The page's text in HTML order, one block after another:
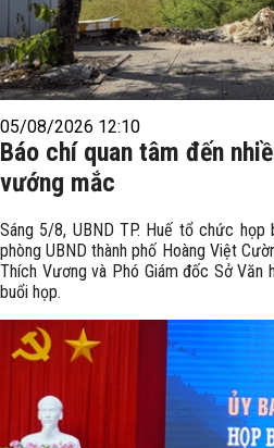
05/08/2026 12:10
Báo chí quan tâm đến
vướng mắc
Sáng 5/8, UBND TP. Huế tổ chức họp
phòng UBND thành phố Hoàng Việt
Thích Vương và Phó Giám đốc Sở Văn
buổi họp.